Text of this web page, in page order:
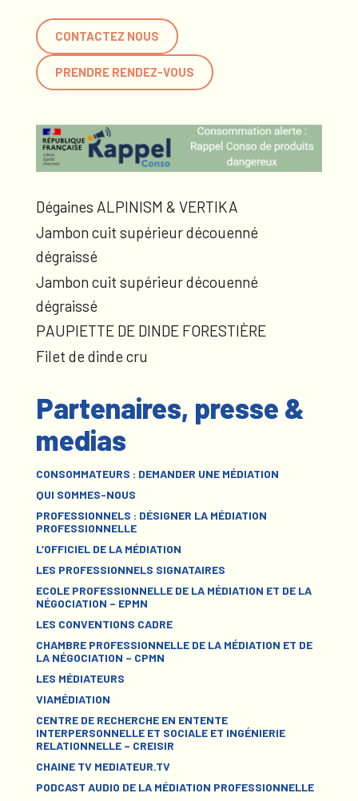
CONTACTEZ NOUS
PRENDRE RENDEZ-VOUS
Dégaines ALPINISM & VERTIKA
Jambon cuit supérieur découenné
dégraissé
Jambon cuit supérieur découenné
dégraissé
PAUPIETTE DE DINDE FORESTIÈRE
Filet de dinde cru
Partenaires, presse &
medias
CONSOMMATEURS : DEMANDER UNE MÉDIATION
QUI SOMMES-NOUS
PROFESSIONNELS : DÉSIGNER LA MÉDIATION
PROFESSIONNELLE
L’OFFICIEL DE LA MÉDIATION
LES PROFESSIONNELS SIGNATAIRES
ECOLE PROFESSIONNELLE DE LA MÉDIATION ET DE LA
NÉGOCIATION – EPMN
LES CONVENTIONS CADRE
CHAMBRE PROFESSIONNELLE DE LA MÉDIATION ET DE
LA NÉGOCIATION – CPMN
LES MÉDIATEURS
VIAMÉDIATION
CENTRE DE RECHERCHE EN ENTENTE
INTERPERSONNELLE ET SOCIALE ET INGÉNIERIE
RELATIONNELLE – CREISIR
CHAINE TV MEDIATEUR.TV
PODCAST AUDIO DE LA MÉDIATION PROFESSIONNELLE